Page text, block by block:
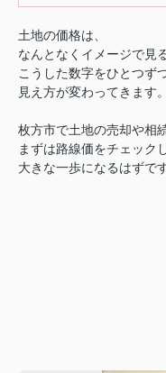
土地の価格は、
なんとなくイメージで見
こうした数字をひとつず
見え方が変わってきます。
枚方市で土地の売却や相
まずは路線価をチェック
大きな一歩になるはずです